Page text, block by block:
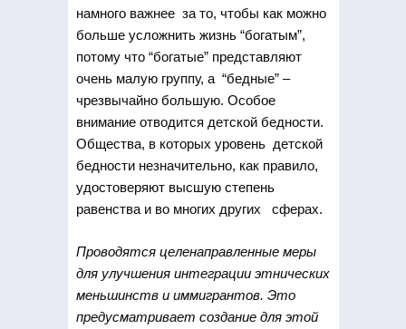
намного важнее за то, чтобы как можно
больше усложнить жизнь “богатым”,
потому что “богатые” представляют
очень малую группу, а “бедные” –
чрезвычайно большую. Особое
внимание отводится детской бедности.
Общества, в которых уровень детской
бедности незначительно, как правило,
удостоверяют высшую степень
равенства и во многих других сферах.
Проводятся целенаправленные меры
для улучшения интеграции этнических
меньшинств и иммигрантов. Это
предусматривает создание для этой